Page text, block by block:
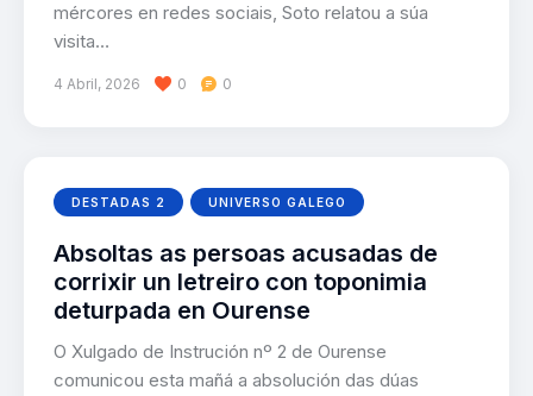
mércores en redes sociais, Soto relatou a súa
visita…
4 Abril, 2026 0 0
DESTADAS 2 UNIVERSO GALEGO
Absoltas as persoas acusadas de
corrixir un letreiro con toponimia
deturpada en Ourense
O Xulgado de Instrución nº 2 de Ourense
comunicou esta mañá a absolución das dúas